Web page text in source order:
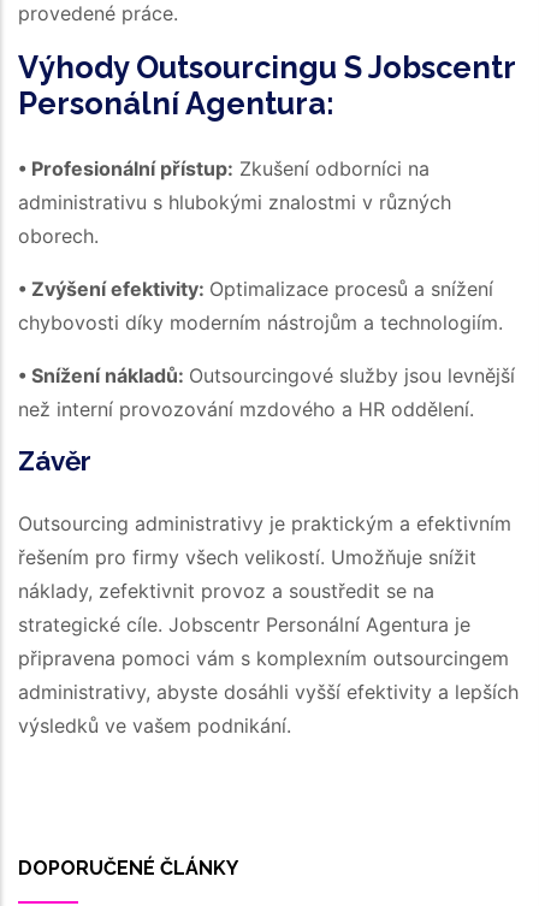
provedené práce.
Výhody Outsourcingu S Jobscentr
Personální Agentura:
• Profesionální přístup: Zkušení odborníci na
administrativu s hlubokými znalostmi v různých
oborech.
• Zvýšení efektivity: Optimalizace procesů a snížení
chybovosti díky moderním nástrojům a technologiím.
• Snížení nákladů: Outsourcingové služby jsou levnější
než interní provozování mzdového a HR oddělení.
Závěr
Outsourcing administrativy je praktickým a efektivním
řešením pro firmy všech velikostí. Umožňuje snížit
náklady, zefektivnit provoz a soustředit se na
strategické cíle. Jobscentr Personální Agentura je
připravena pomoci vám s komplexním outsourcingem
administrativy, abyste dosáhli vyšší efektivity a lepších
výsledků ve vašem podnikání.
DOPORUČENÉ ČLÁNKY